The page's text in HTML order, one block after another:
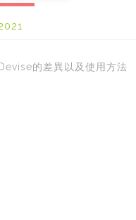
的差異以及使用方法